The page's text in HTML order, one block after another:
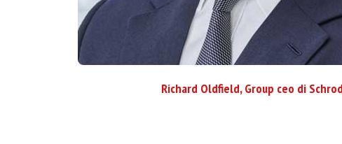
Richard Oldfield, Group ceo di